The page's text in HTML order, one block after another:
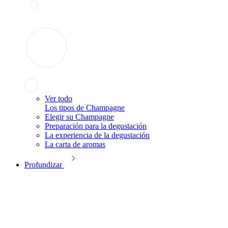
Ver todo
Los tipos de Champagne
Elegir su Champagne
Preparación para la degustación
La experiencia de la degustación
La carta de aromas
Profundizar